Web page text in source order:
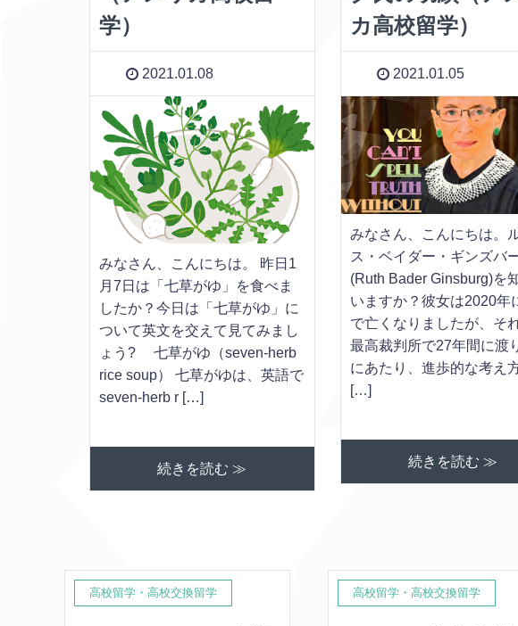
学）
2021.01.08
みなさん、こんにちは。 昨日1
月7日は「七草がゆ」を食べま
したか？今日は「七草がゆ」に
ついて英文を交えて見てみまし
ょう? 七草がゆ（seven-herb
rice soup） 七草がゆは、英語で
seven-herb r […]
続きを読む ≫
カ高校留学）
2021.01.05
みなさん、こんにちは。
ス・ベイダー・ギンズバ
(Ruth Bader Ginsburg)を
いますか？彼女は2020年
で亡くなりましたが、そ
最高裁判所で27年間に渡
にあたり、進歩的な考え
[…]
続きを読む ≫
高校留学・高校交換留学 高校留学・高校交換留学